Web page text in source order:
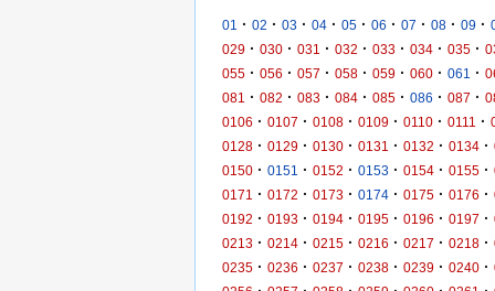
01 · 02 · 03 · 04 · 05 · 06 · 07 · 08 · 09 ·
029 · 030 · 031 · 032 · 033 · 034 · 035 ·
055 · 056 · 057 · 058 · 059 · 060 · 061 ·
081
· 082 · 083 · 084 · 085 · 086 · 087 ·
0106 · 0107 · 0108 · 0109 · 0110 · 0111 ·
0128 · 0129 · 0130 · 0131 · 0132 · 0134 ·
0150 · 0151 · 0152 · 0153 · 0154 · 0155 ·
0171
· 0172 · 0173 · 0174 · 0175 · 0176 ·
0192 · 0193 · 0194 · 0195 · 0196 · 0197 ·
0213 · 0214 · 0215 · 0216 · 0217 · 0218 ·
0235 · 0236 · 0237 · 0238 · 0239 · 0240 ·